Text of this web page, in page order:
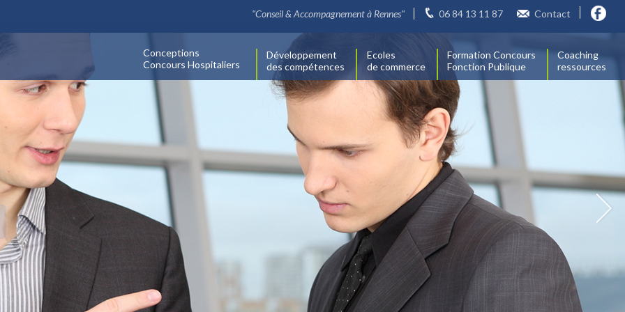
"Conseil & Accompagnement à Rennes" 06 84 13 11 87 Contact
Conceptions
Concours Hospitaliers
Développement
des compétences
Ecoles
de commerce
Formation Concours
Fonction Publique
Coaching
ressources
FORMATIONS - CONCEPTIONS DE SUJETS : Contactez-